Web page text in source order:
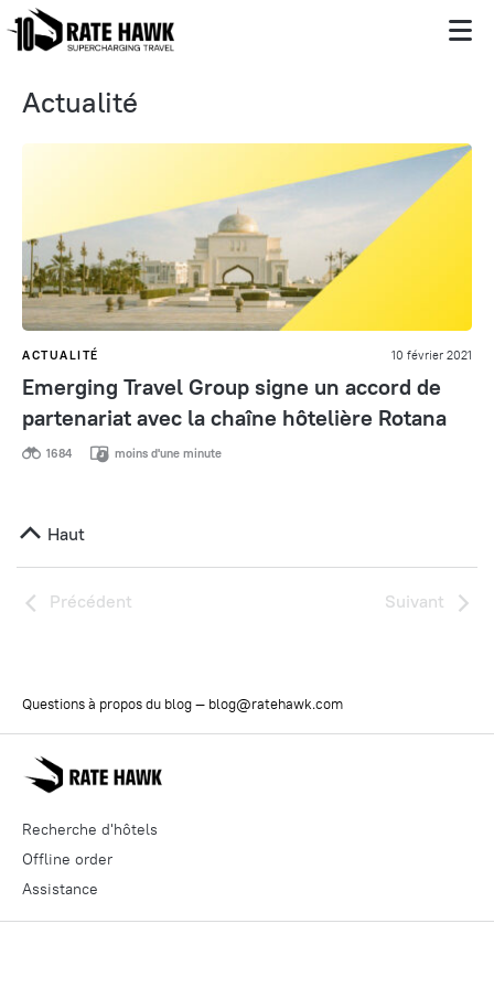
Actualité
ACTUALITÉ 10 février 2021
Emerging Travel Group signe un accord de
partenariat avec la chaîne hôtelière Rotana
1684 moins d'une minute
Haut
Précédent Suivant
Recherche d'hôtels
Offline order
Assistance
Questions à propos du blog — blog@ratehawk.com